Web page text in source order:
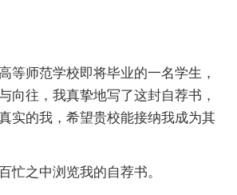
等师范学校即将毕业的一名学生，
向往，我真挚地写了这封自荐书，
实的我，希望贵校能接纳我成为其
忙之中浏览我的自荐书。